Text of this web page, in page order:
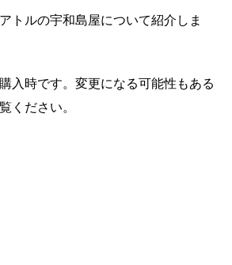
トルの宇和島屋について紹介しま
入時です。変更になる可能性もある
ください。